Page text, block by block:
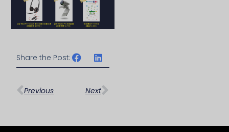
Share the Post:
上一頁
Previous Next
下一篇